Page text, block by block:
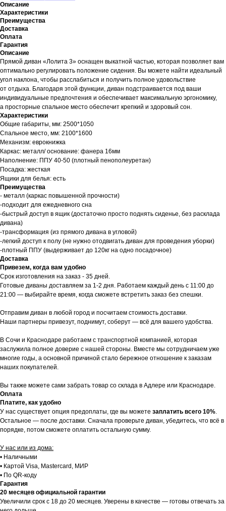
Описание
Характеристики
Преимущества
Доставка
Оплата
Гарантия
Описание
Прямой диван «Лолита 3» оснащен выкатной частью, которая позволяет вам
оптимально регулировать положение сидения. Вы можете найти идеальный
угол наклона, чтобы расслабиться и получить полное удовольствие
от отдыха. Благодаря этой функции, диван подстраивается под ваши
индивидуальные предпочтения и обеспечивает максимальную эргономику,
а просторные спальное место обеспечит крепкий и здоровый сон.
Характеристики
Общие габариты, мм: 2500*1050
Спальное место, мм: 2100*1600
Механизм: еврокнижка
Каркас: металл/ основание: фанера 16мм
Наполнение: ППУ 40-50 (плотный пенополеуретан)
Посадка: жесткая
Ящики для белья: есть
Преимущества
- металл (каркас повышенной прочности)
-подходит для ежедневного сна
-быстрый доступ в ящик (достаточно просто поднять сиденье, без расклада
дивана)
-трансформация (из прямого дивана в угловой)
-легкий доступ к полу (не нужно отодвигать диван для проведения уборки)
-плотный ППУ (выдерживает до 120кг на одно посадочное)
Доставка
Привезем, когда вам удобно
Срок изготовления на заказ - 35 дней.
Готовые диваны доставляем за 1-2 дня. Работаем каждый день с 11:00 до
21:00 — выбирайте время, когда сможете встретить заказ без спешки.
Отправим диван в любой город и посчитаем стоимость доставки.
Наши партнеры привезут, поднимут, соберут — всё для вашего удобства.
В Сочи и Краснодаре работаем с транспортной компанией, которая
заслужила полное доверие с нашей стороны. Вместе мы сотрудничаем уже
многие годы, а основной причиной стало бережное отношение к заказам
наших покупателей.
Вы также можете сами забрать товар со склада в Адлере или Краснодаре.
Оплата
Платите, как удобно
У нас существует опция предоплаты, где вы можете заплатить всего 10%
Остальное — после доставки. Сначала проверьте диван, убедитесь, что всё в
порядке, потом сможете оплатить остальную сумму.
У нас или из дома:
• Наличными
• Картой Visa, Mastercard, МИР
• По QR-коду
Гарантия
20 месяцев официальной гарантии
Увеличили срок с 18 до 20 месяцев. Уверены в качестве — готовы отвечать за